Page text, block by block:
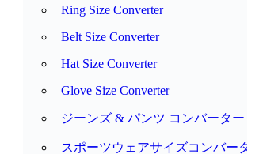
Ring Size Converter
Belt Size Converter
Hat Size Converter
Glove Size Converter
ジーンズ & パンツ コンバーター
スポーツウェアサイズコンバータ